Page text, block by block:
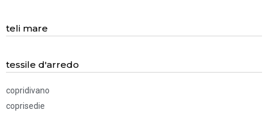
teli mare
tessile d'arredo
copridivano
coprisedie